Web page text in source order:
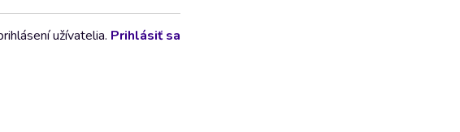
užívatelia. Prihlásiť sa